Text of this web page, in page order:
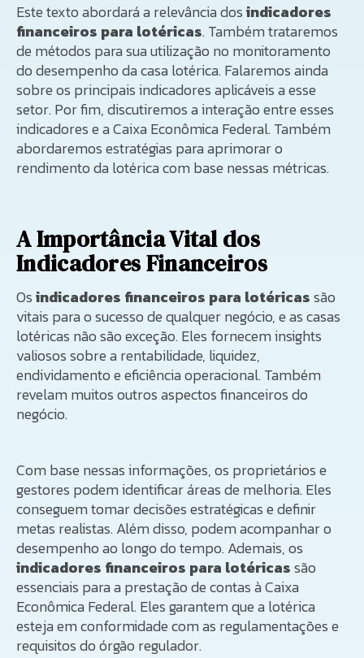
Este texto abordará a relevância dosindicadores
financeiros para lotéricas. Também trataremos
de métodos para sua utilização no monitoramento
do desempenho da casa lotérica. Falaremos ainda
sobre os principais indicadores aplicáveis a esse
setor. Por fim, discutiremos a interação entre esses
indicadores e a Caixa Econômica Federal. Também
abordaremos estratégias para aprimorar o
rendimento da lotérica com base nessas métricas.
A Importância Vital dos
Indicadores Financeiros
Osindicadores financeiros para lotéricassão
vitais para o sucesso de qualquer negócio, e as casas
lotéricas não são exceção. Eles fornecem insights
valiosos sobre a rentabilidade, liquidez,
endividamento e eficiência operacional. Também
revelam muitos outros aspectos financeiros do
negócio.
Com base nessas informações, os proprietários e
gestores podem identificar áreas de melhoria. Eles
conseguem tomar decisões estratégicas e definir
metas realistas. Além disso, podem acompanhar o
desempenho ao longo do tempo. Ademais, os
indicadores financeiros para lotéricassão
essenciais para a prestação de contas à Caixa
Econômica Federal. Eles garantem que a lotérica
esteja em conformidade com as regulamentações e
requisitos do órgão regulador.